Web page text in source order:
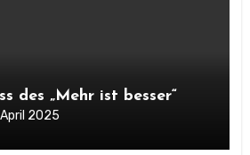
des „Mehr ist besser“
2025